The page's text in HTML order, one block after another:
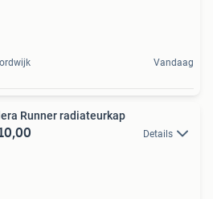
Vandaag
Runner radiateurkap
Details